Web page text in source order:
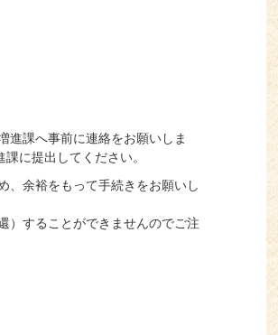
進課へ事前に連絡をお願いしま
に提出してください。
、余裕をもって手続きをお願いし
）することができませんのでご注